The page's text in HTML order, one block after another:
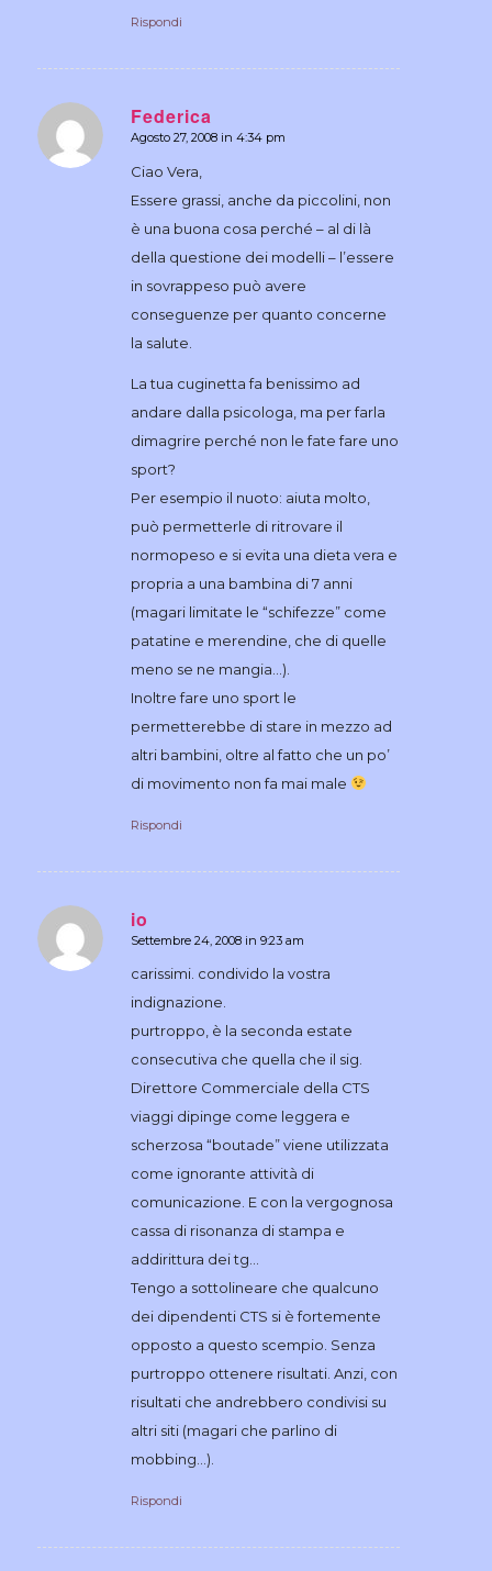
Rispondi
Federica
dice:
Agosto 27, 2008 in 4:34 pm
Ciao Vera,
Essere grassi, anche da piccolini, non
è una buona cosa perché – al di là
della questione dei modelli – l’essere
in sovrappeso può avere
conseguenze per quanto concerne
la salute.
La tua cuginetta fa benissimo ad
andare dalla psicologa, ma per farla
dimagrire perché non le fate fare uno
sport?
Per esempio il nuoto: aiuta molto,
può permetterle di ritrovare il
normopeso e si evita una dieta vera e
propria a una bambina di 7 anni
(magari limitate le “schifezze” come
patatine e merendine, che di quelle
meno se ne mangia…).
Inoltre fare uno sport le
permetterebbe di stare in mezzo ad
altri bambini, oltre al fatto che un po’
di movimento non fa mai male
Rispondi
io
dice:
Settembre 24, 2008 in 9:23 am
carissimi. condivido la vostra
indignazione.
purtroppo, è la seconda estate
consecutiva che quella che il sig.
Direttore Commerciale della CTS
viaggi dipinge come leggera e
scherzosa “boutade” viene utilizzata
come ignorante attività di
comunicazione. E con la vergognosa
cassa di risonanza di stampa e
addirittura dei tg…
Tengo a sottolineare che qualcuno
dei dipendenti CTS si è fortemente
opposto a questo scempio. Senza
purtroppo ottenere risultati. Anzi, con
risultati che andrebbero condivisi su
altri siti (magari che parlino di
mobbing…).
Rispondi